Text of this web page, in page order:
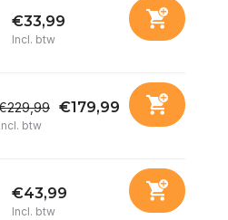
€33,99
Incl. btw
€179,99
Incl. btw
€43,99
Incl. btw